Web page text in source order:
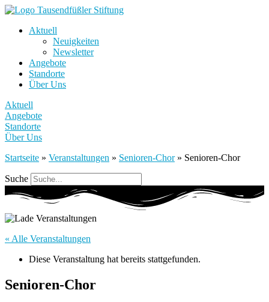
Aktuell
Neuigkeiten
Newsletter
Angebote
Standorte
Über Uns
Aktuell
Angebote
Standorte
Über Uns
Startseite » Veranstaltungen » Senioren-Chor» Senioren-Chor
Suche
« Alle Veranstaltungen
Diese Veranstaltung hat bereits stattgefunden.
Senioren-Chor